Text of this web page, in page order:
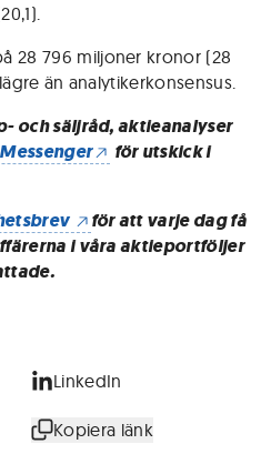
28 796 miljoner kronor (28
än analytikerkonsensus.
och säljråd, aktieanalyser
för utskick i
för att varje dag få
i våra aktieportföljer
LinkedIn
Kopiera länk